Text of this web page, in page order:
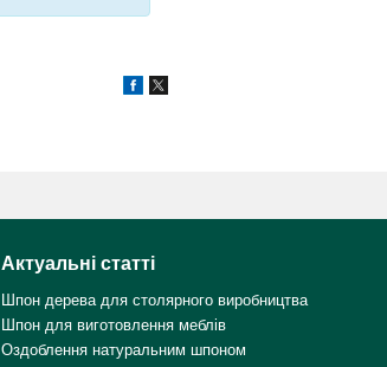
Актуальні статті
Шпон дерева для столярного виробництва
Шпон для виготовлення меблів
Оздоблення натуральним шпоном